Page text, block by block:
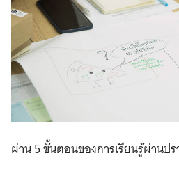
ผ่าน 5 ขั้นตอนของการเรียนรู้ผ่านป